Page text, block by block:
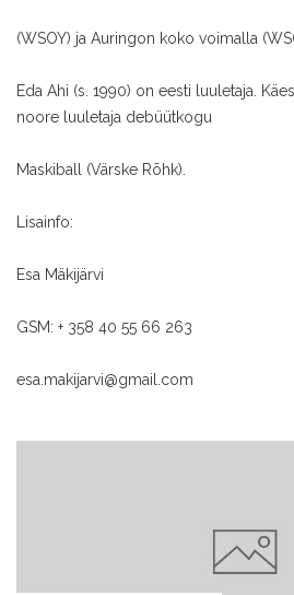
(WSOY) ja Auringon koko voimalla
Eda Ahi (s. 1990) on eesti luuletaja.
noore luuletaja debüütkogu
Maskiball (Värske Rõhk).
Lisainfo:
Esa Mäkijärvi
GSM: + 358 40 55 66 263
esa.makijarvi@gmail.com